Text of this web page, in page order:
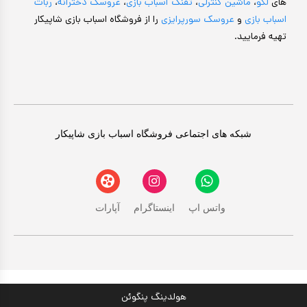
های لگو، ماشین کنترلی، تفنگ اسباب بازی، عروسک دخترانه، ربات
اسباب بازی و عروسک سورپرایزی را از فروشگاه اسباب بازی شاپیکار
تهیه فرمایید.
شبکه های اجتماعی فروشگاه اسباب بازی شاپیکار
واتس اپ اینستاگرام آپارات
هولدینگ پنگوئن